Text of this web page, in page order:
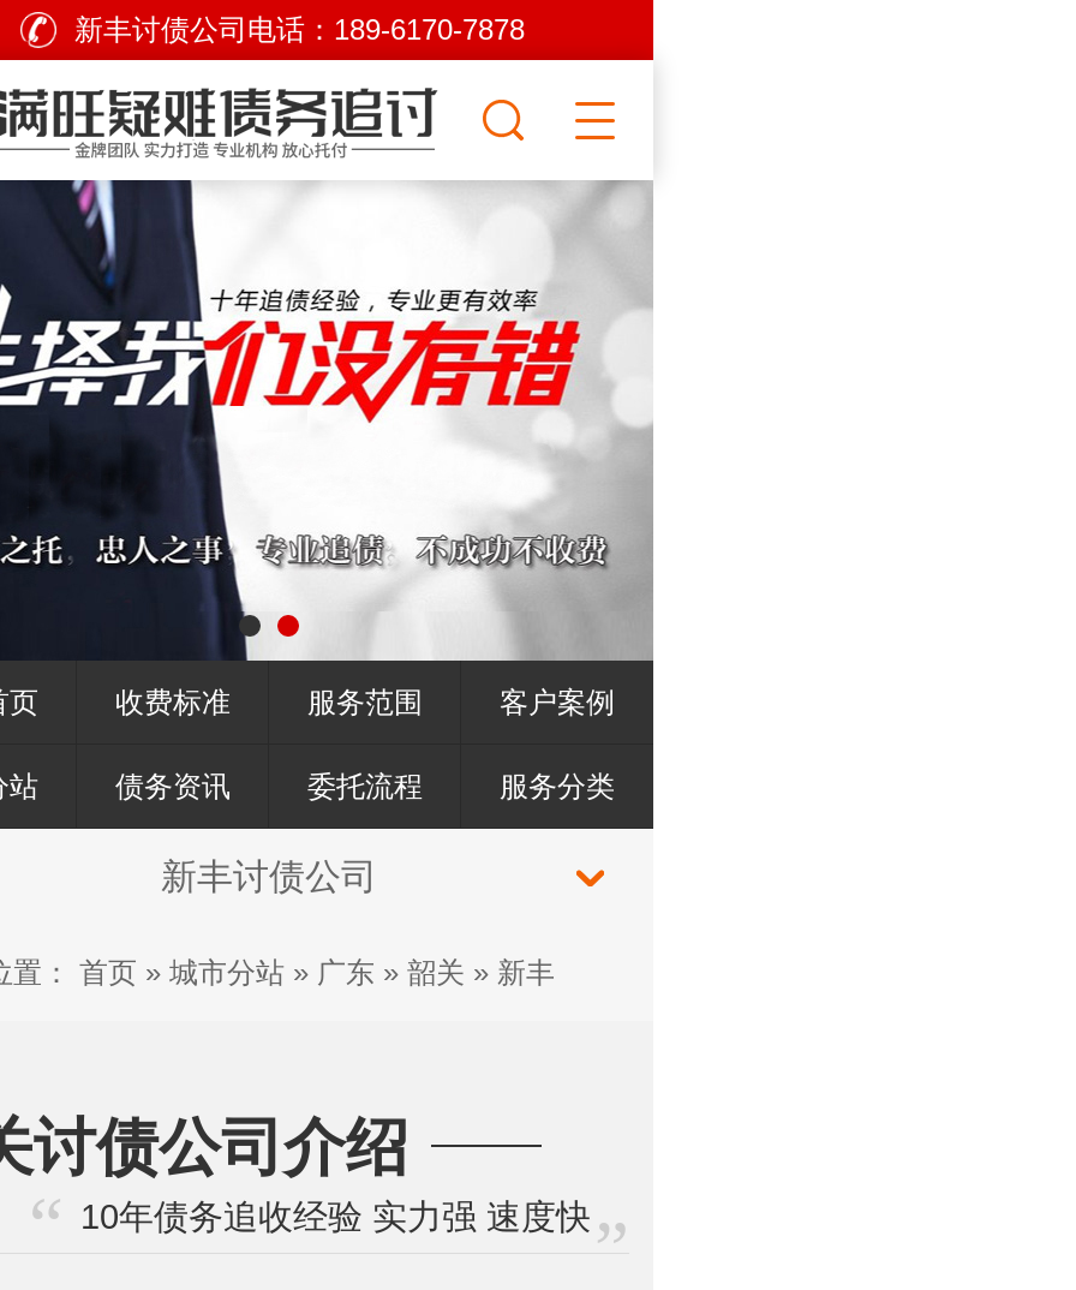
新丰讨债公司电话： 189-6170-7878
页 收费标准 服务范围 客户案例
站 债务资讯 委托流程 服务分类
新丰讨债公司
置： 首页 » 城市分站» 广东 » 韶关 » 新丰
讨债公司介绍
10年债务追收经验 实力强 速度快